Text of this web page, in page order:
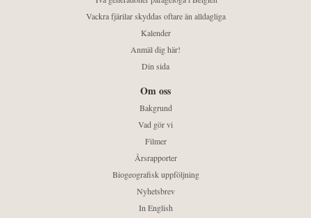
Vackra fjärilar skyddas oftare än alldagliga
Kalender
Anmäl dig här!
Din sida
Om oss
Bakgrund
Vad gör vi
Filmer
Årsrapporter
Biogeografisk uppföljning
Nyhetsbrev
In English